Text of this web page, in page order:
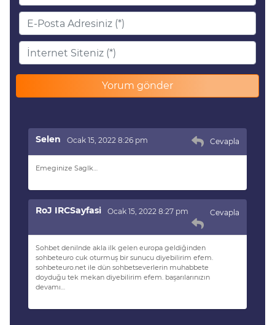
Selen Ocak 15, 2022 8:26 pm Cevapla
Emeginize Saglk…
RoJ IRCSayfasi Ocak 15, 2022 8:27 pm Cevapla
Sohbet denilnde akla ilk gelen europa geldiğinden
sohbeteuro cuk oturmuş bir sunucu diyebilirim efem.
sohbeteuro.net ile dün sohbetseverlerin muhabbete
doyduğu tek mekan diyebilirim efem. başarılarınızın
devamı…